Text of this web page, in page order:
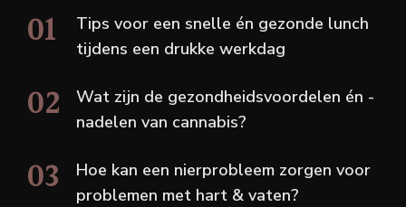
Tips voor een snelle én gezonde lunch
tijdens een drukke werkdag
Wat zijn de gezondheidsvoordelen én -
nadelen van cannabis?
Hoe kan een nierprobleem zorgen voor
problemen met hart & vaten?